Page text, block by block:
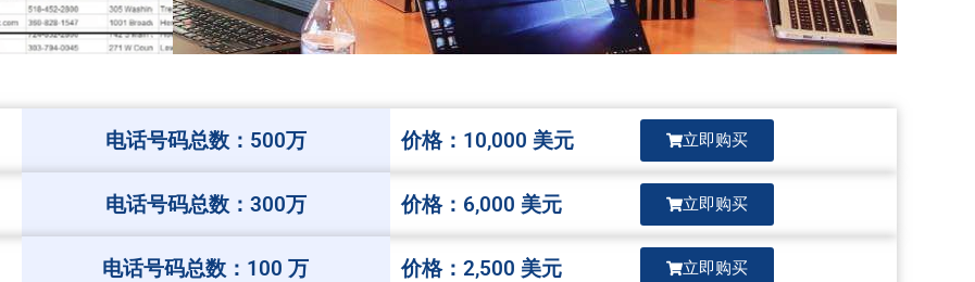
电话号码总数：500万 价格：10,000 美元 立即购买
电话号码总数：300万 价格：6,000 美元 立即购买
电话号码总数：100 万 价格：2,500 美元 立即购买